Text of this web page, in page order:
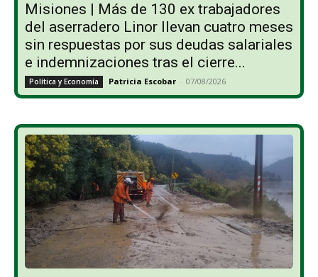
Misiones | Más de 130 ex trabajadores
del aserradero Linor llevan cuatro meses
sin respuestas por sus deudas salariales
e indemnizaciones tras el cierre...
Política y Economía Patricia Escobar - 07/08/2026